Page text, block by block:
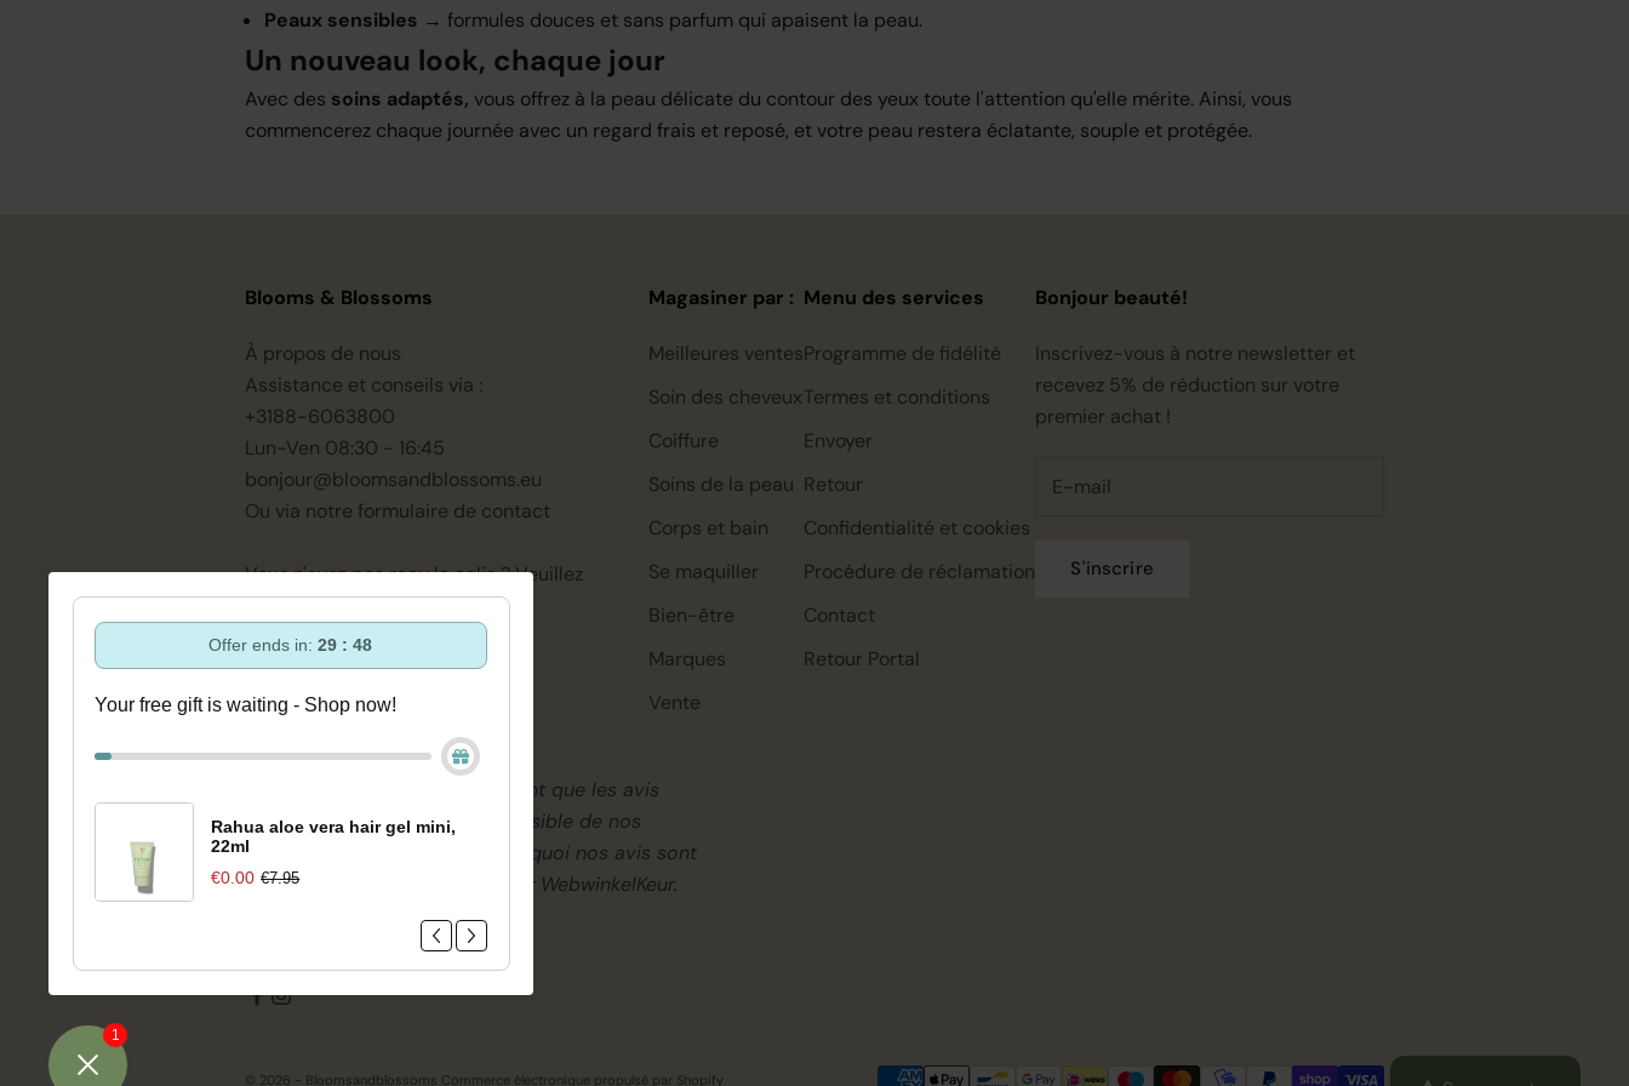
Peaux sensibles → formules douces et sans parfum qui apaisent la peau.
Un nouveau look, chaque jour
Avec des soins adaptés, vous offrez à la peau délicate du contour des yeux toute l'attention qu'elle mérite. Ainsi, vous
commencerez chaque journée avec un regard frais et reposé, et votre peau restera éclatante, souple et protégée.
Blooms & Blossoms
À propos de nous
Assistance et conseils via :
+3188-6063800
Lun-Ven 08:30 - 16:45
bonjour@bloomsandblossoms.eu
Ou via notre formulaire de contact
Vous n'avez pas reçu le colis ?Veuillez
remplir ce formulaire.
Magasiner par :
Meilleures ventes
Soin des cheveux
Coiffure
Soins de la peau
Corps et bain
Se maquiller
Bien-être
Marques
Vente
Menu des services
Programme de fidélité
Termes et conditions
Envoyer
Retour
Confidentialité et cookies
Procédure de réclamation
Contact
Retour Portal
Bonjour beauté!
Inscrivez-vous à notre newsletter et
recevez 5% de réduction sur votre
premier achat !
S'inscrire
Nous pensons qu'il est important que les avis
donnent la meilleure image possible de nos
produits et services. C'est pourquoi nos avis sont
gérés de manière impartiale par WebwinkelKeur.
© 2026 - Bloomsandblossoms Commerce électronique propulsé par Shopify
1
Offer ends in:29 : 47
Your free gift is waiting - Shop now!
Rahua aloe vera hair gel mini,
22ml
€0.00 €7.95
Rahua classic conditioner mini,
22ml
€0.00 €7.95
Rahua classic shampoo mini,
22ml
€0.00 €7.95
Rahua color full shampoo mini,
22ml
€0.00 €7.95